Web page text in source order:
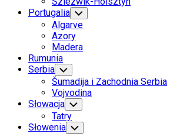
Portugalia Toggle
Child
Menu
Algarve
Azory
Madera
Rumunia
Serbia Toggle
Child
Menu
Šumadija i Zachodnia Serbia
Vojvodina
Słowacja Toggle
Child
Menu
Tatry
Słowenia Toggle